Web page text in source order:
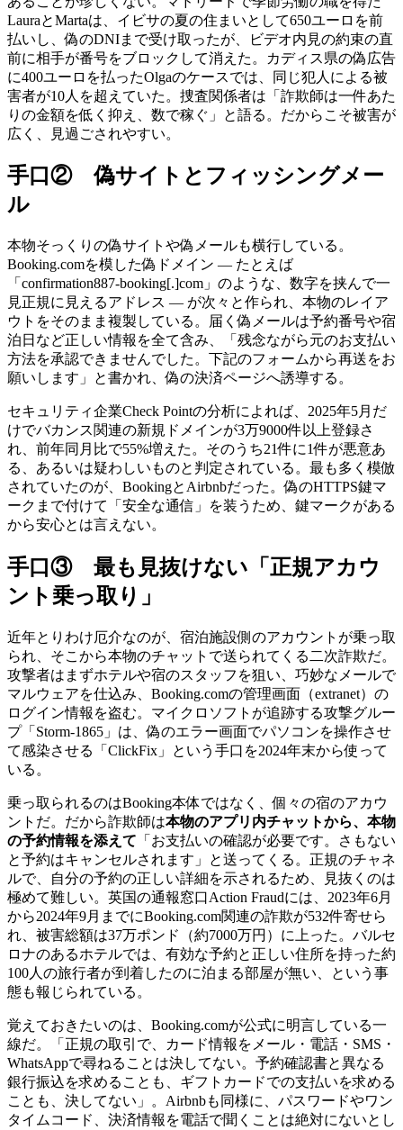
LauraとMartaは、イビサの夏の住まいとして650ユーロを前
払いし、偽のDNIまで受け取ったが、ビデオ内見の約束の直
前に相手が番号をブロックして消えた。カディス県の偽広告
に400ユーロを払ったOlgaのケースでは、同じ犯人による被
害者が10人を超えていた。捜査関係者は「詐欺師は一件あた
りの金額を低く抑え、数で稼ぐ」と語る。だからこそ被害が
広く、見過ごされやすい。
手口② 偽サイトとフィッシングメー
ル
本物そっくりの偽サイトや偽メールも横行している。
Booking.comを模した偽ドメイン ― たとえば
「confirmation887-booking[.]com」のような、数字を挟んで一
見正規に見えるアドレス ― が次々と作られ、本物のレイア
ウトをそのまま複製している。届く偽メールは予約番号や宿
泊日など正しい情報を全て含み、「残念ながら元のお支払い
方法を承認できませんでした。下記のフォームから再送をお
願いします」と書かれ、偽の決済ページへ誘導する。
セキュリティ企業Check Pointの分析によれば、2025年5月だ
けでバカンス関連の新規ドメインが3万9000件以上登録さ
れ、前年同月比で55%増えた。そのうち21件に1件が悪意あ
る、あるいは疑わしいものと判定されている。最も多く模倣
されていたのが、BookingとAirbnbだった。偽のHTTPS鍵マ
ークまで付けて「安全な通信」を装うため、鍵マークがある
から安心とは言えない。
手口③ 最も見抜けない「正規アカウ
ント乗っ取り」
近年とりわけ厄介なのが、宿泊施設側のアカウントが乗っ取
られ、そこから本物のチャットで送られてくる二次詐欺だ。
攻撃者はまずホテルや宿のスタッフを狙い、巧妙なメールで
マルウェアを仕込み、Booking.comの管理画面（extranet）の
ログイン情報を盗む。マイクロソフトが追跡する攻撃グルー
プ「Storm-1865」は、偽のエラー画面でパソコンを操作させ
て感染させる「ClickFix」という手口を2024年末から使って
いる。
乗っ取られるのはBooking本体ではなく、個々の宿のアカウ
ントだ。だから詐欺師は本物のアプリ内チャットから、本物
の予約情報を添えて 「お支払いの確認が必要です。さもない
と予約はキャンセルされます」と送ってくる。正規のチャネ
ルで、自分の予約の正しい詳細を示されるため、見抜くのは
極めて難しい。英国の通報窓口Action Fraudには、2023年6月
から2024年9月までにBooking.com関連の詐欺が532件寄せら
れ、被害総額は37万ポンド（約7000万円）に上った。バルセ
ロナのあるホテルでは、有効な予約と正しい住所を持った約
100人の旅行者が到着したのに泊まる部屋が無い、という事
態も報じられている。
覚えておきたいのは、Booking.comが公式に明言している一
線だ。「正規の取引で、カード情報をメール・電話・SMS・
WhatsAppで尋ねることは決してない。予約確認書と異なる
銀行振込を求めることも、ギフトカードでの支払いを求める
ことも、決してない」。Airbnbも同様に、パスワードやワン
タイムコード、決済情報を電話で聞くことは絶対にないとし